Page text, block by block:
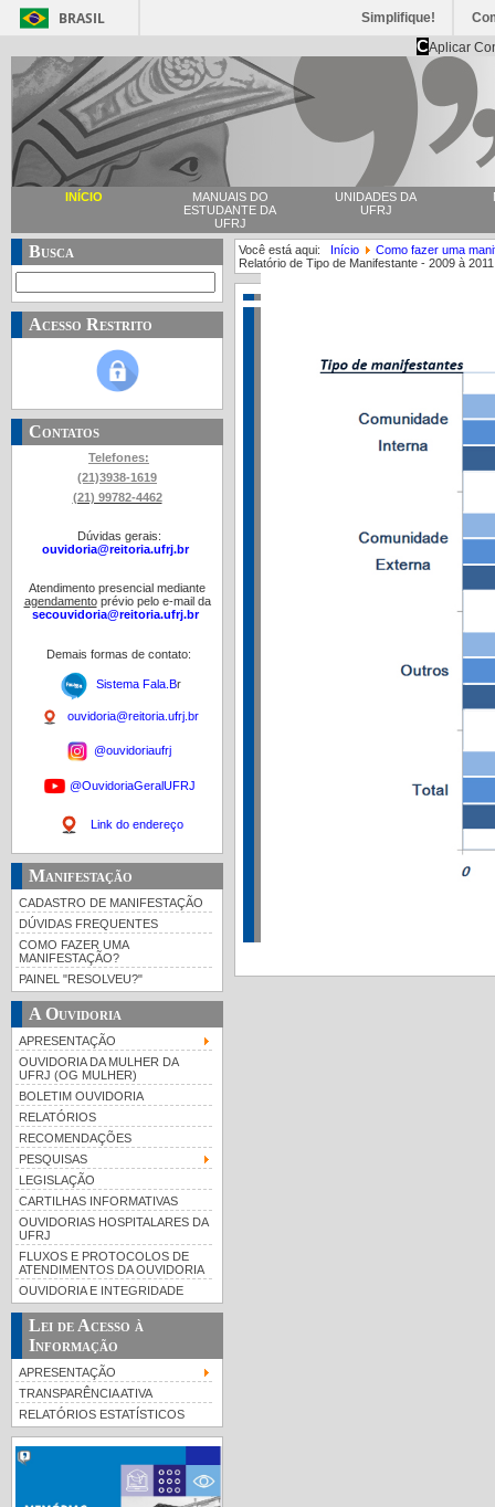
BRASIL Simplifique!
CAplicar
INÍCIO
MANUAIS DO
ESTUDANTE DA
UFRJ
UNIDADES DA
UFRJ
Busca
Acesso Restrito
Contatos
Telefones:
(21)3938-1619
(21) 99782-4462
Dúvidas gerais:
ouvidoria@reitoria.ufrj.br
Atendimento presencial mediante
agendamentoprévio pelo e-mail da
secouvidoria@reitoria.ufrj.br
Demais formas de contato:
Sistema Fala.Br
ouvidoria@reitoria.ufrj.br
@ouvidoriaufrj
@OuvidoriaGeralUFRJ
Link do endereço
Manifestação
CADASTRO DE MANIFESTAÇÃO
DÚVIDAS FREQUENTES
COMO FAZER UMA
MANIFESTAÇÃO?
PAINEL "RESOLVEU?"
A Ouvidoria
APRESENTAÇÃO
OUVIDORIA DA MULHER DA
UFRJ (OG MULHER)
BOLETIM OUVIDORIA
RELATÓRIOS
RECOMENDAÇÕES
PESQUISAS
LEGISLAÇÃO
CARTILHAS INFORMATIVAS
OUVIDORIAS HOSPITALARES DA
UFRJ
FLUXOS E PROTOCOLOS DE
ATENDIMENTOS DA OUVIDORIA
OUVIDORIA E INTEGRIDADE
Lei de Acesso à
Informação
APRESENTAÇÃO
TRANSPARÊNCIA ATIVA
RELATÓRIOS ESTATÍSTICOS
Você está aqui: Início
Como fazer uma
Relatório de Tipo de Manifestante - 2009 à 2011